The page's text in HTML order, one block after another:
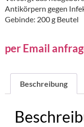
Antikörpern gegen
Gebinde: 200 g Beutel
per Email
Beschreibung